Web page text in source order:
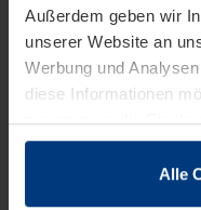
Außerdem geben wir
unserer Website an
Werbung und
diese Informationen
zusammen, die Sie
sie im Rahmen Ihrer
Alle